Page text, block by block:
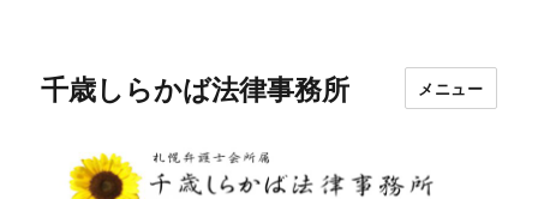
千歳しらかば法律事務所 メニュー